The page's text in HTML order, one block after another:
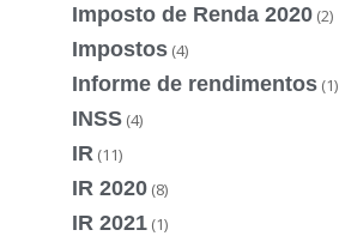
Imposto de Renda 2020 (2)
Impostos (4)
Informe de rendimentos (1)
INSS (4)
IR (11)
IR 2020 (8)
IR 2021 (1)